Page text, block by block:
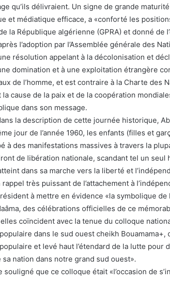
qu’ils délivraient. Un signe de grande
et médiatique efficace, a «conforté les
la République algérienne (GPRA) et donné de
l’adoption par l’Assemblée générale des
résolution appelant à la décolonisation et
domination et à une exploitation étrangère
de l’homme, et est contraire à la Charte des
la cause de la paix et de la coopération
dans son message.
la description de cette journée historique,
jour de l’année 1960, les enfants (filles et
à des manifestations massives à travers la
de libération nationale, scandant tel un seul
dans sa marche vers la liberté et
très puissant de l’attachement à
à mettre en évidence «la symbolique de
des célébrations officielles de ce
coïncident avec la tenue du colloque
dans le sud ouest cheikh Bouamama+,
et levé haut l’étendard de la lutte pour
sa nation dans notre grand sud ouest».
souligné que ce colloque était «l’occasion de